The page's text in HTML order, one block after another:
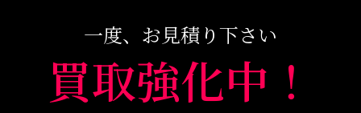
一度、お見積り下さい
買取強化中！